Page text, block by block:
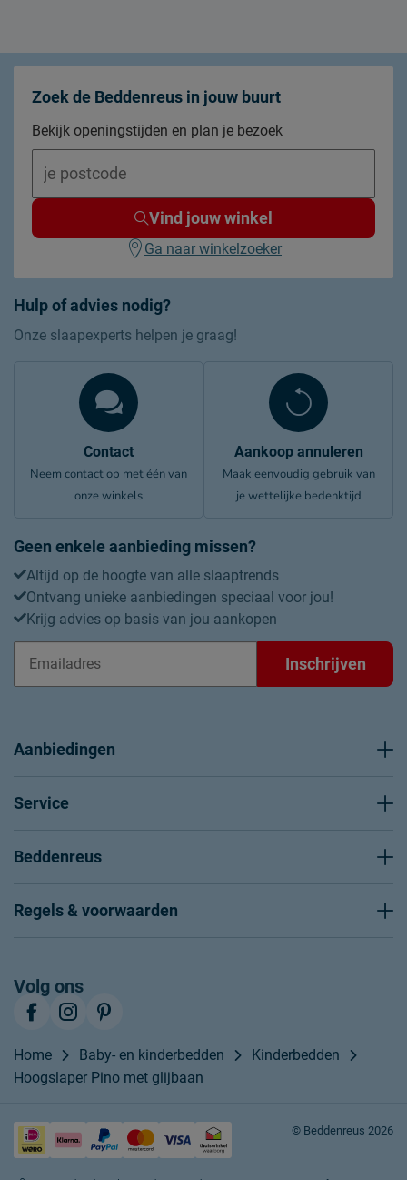
Hulp of advies nodig?
Onze slaapexperts helpen je graag!
Contact
Neem contact op met één van
onze winkels
Aankoop annuleren
Maak eenvoudig gebruik van
je wettelijke bedenktijd
Geen enkele aanbieding missen?
Altijd op de hoogte van alle slaaptrends
Ontvang unieke aanbiedingen speciaal voor jou!
Krijg advies op basis van jou aankopen
Inschrijven
Zoek de Beddenreus in jouw buurt
Bekijk openingstijden en plan je bezoek
Vind jouw winkel
Ga naar winkelzoeker
Aanbiedingen
Service
Beddenreus
Regels & voorwaarden
Volg ons
Home Baby- en kinderbedden
Kinderbedden
Hoogslaper Pino met glijbaan
© Beddenreus 2026